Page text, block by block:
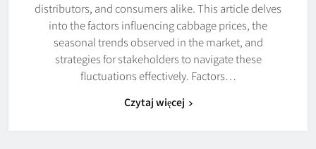
distributors, and consumers alike. This article delves
into the factors influencing cabbage prices, the
seasonal trends observed in the market, and
strategies for stakeholders to navigate these
fluctuations effectively. Factors…
Czytaj więcej